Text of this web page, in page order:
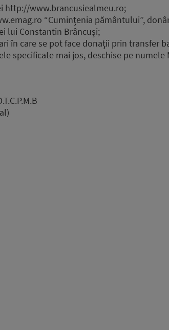
http://www.brancusiealmeu.ro;
“Cumințenia pământului”,
lui Constantin Brâncuși;
în care se pot face donaţii prin transfer
specificate mai jos, deschise pe numele